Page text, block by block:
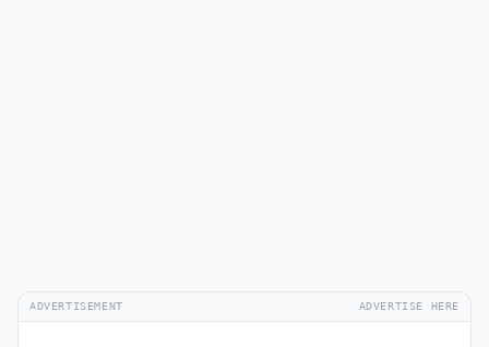
ADVERTISEMENT ADVERTISE HERE